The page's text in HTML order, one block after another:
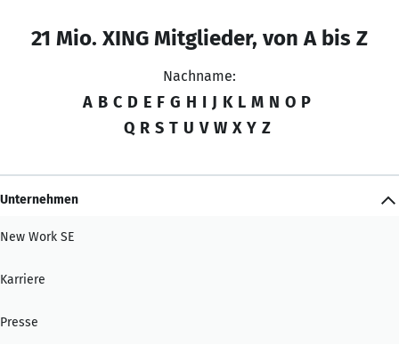
21 Mio. XING Mitglieder, von A bis Z
Nachname:
A B C D E F G H I J K L M N O P
Q R S T U V W X Y Z
Unternehmen
New Work SE
Karriere
Presse